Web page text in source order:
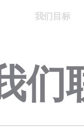
我们目标
们